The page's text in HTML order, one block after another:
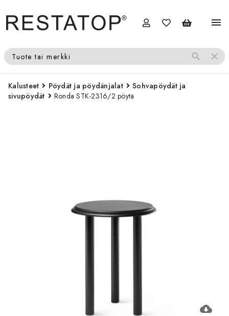
menu
Tuote tai merkki search close
Kalusteet Pöydät ja pöydänjalat
Sohvapöydät ja
sivupöydät
Ronda STK-2316/2 pöytä
cloud_download